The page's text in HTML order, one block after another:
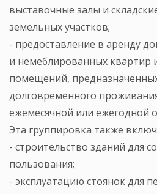
выставочные залы и
земельных участков;
- предоставление в аренду
и немеблированных квартир
помещений,
долговременного
ежемесячной или ежегодной
Эта группировка также
- строительство зданий для
пользования;
- эксплуатацию стоянок для